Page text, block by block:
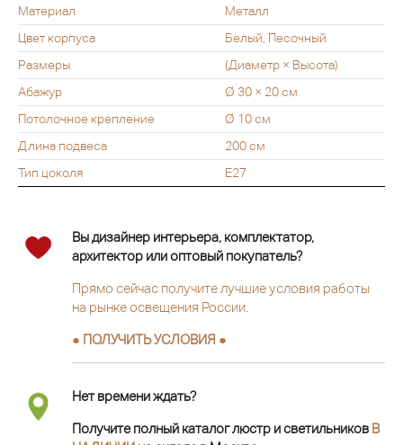
Материал
Металл
Цвет корпуса
Белый, Песочный
Размеры
(Диаметр × Высота)
Абажур
Ø 30 × 20 см
Потолочное крепление
Ø 10 см
Длина подвеса
200 см
Тип цоколя
Е27
Вы дизайнер интерьера, комплектатор,
архитектор или оптовый покупатель?
Прямо сейчас получите лучшие условия работы
на рынке освещения России.
● ПОЛУЧИТЬ УСЛОВИЯ ●
Нет времени ждать?
Получите полный каталог люстр и светильников В